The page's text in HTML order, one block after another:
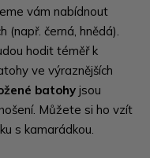
vám nabídnout
(např. černá, hnědá).
hodit téměř k
ve výraznějších
batohy jsou
Můžete si ho vzít
s kamarádkou.